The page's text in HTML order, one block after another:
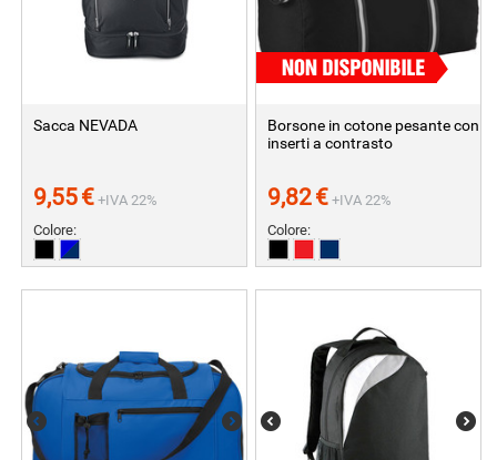
Sacca NEVADA
9,55€ +IVA 22%
Colore:
Borsone in cotone pesante con
inserti a contrasto
9,82€ +IVA 22%
Colore: